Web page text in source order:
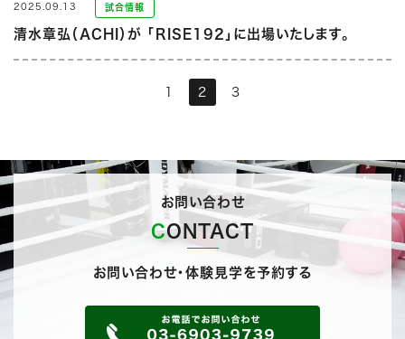
2025.09.13 試合情報
清水章弘（ACHI）が 「RISE192」に出場いたします。
2 3
お問い合わせ
CONTACT
お問い合わせ・体験見学を予約する